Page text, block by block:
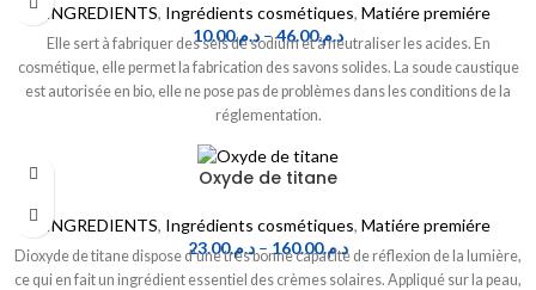
INGREDIENTS, Ingrédients cosmétiques, Matiére premiére
د.م.10.00 – د.م.46.00
Elle sert à fabriquer des sels de sodium et à neutraliser les acides. En
cosmétique, elle permet la fabrication des savons solides. La soude caustique
est autorisée en bio, elle ne pose pas de problèmes dans les conditions de la
réglementation.
Oxyde de titane
INGREDIENTS, Ingrédients cosmétiques, Matiére premiére
د.م.23.00 – د.م.160.00
Dioxyde de titane dispose d'une très bonne capacité de réflexion de la lumière,
ce qui en fait un ingrédient essentiel des crèmes solaires. Appliqué sur la peau,